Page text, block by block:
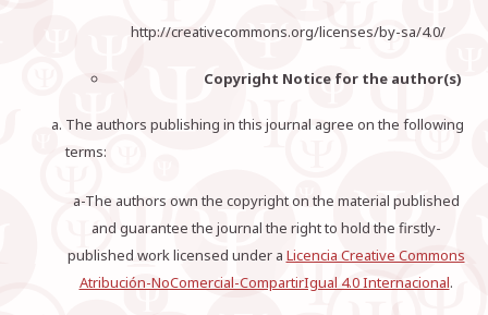
http://creativecommons.org/licenses/by-sa/4.0/
Copyright Notice for the author(s)
The authors publishing in this journal agree on the following
terms:
a-The authors own the copyright on the material published
and guarantee the journal the right to hold the firstly-
published work licensed under a Licencia Creative Commons
Atribución-NoComercial-CompartirIgual 4.0 Internacional.